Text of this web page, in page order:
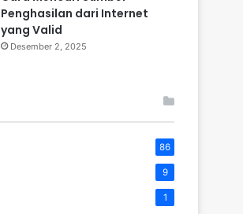
Penghasilan dari Internet
yang Valid
Desember 2, 2025
86
9
1